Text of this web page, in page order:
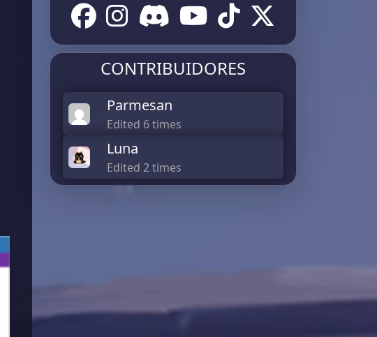
CONTRIBUIDORES
Parmesan
Edited 6 times
Luna
Edited 2 times